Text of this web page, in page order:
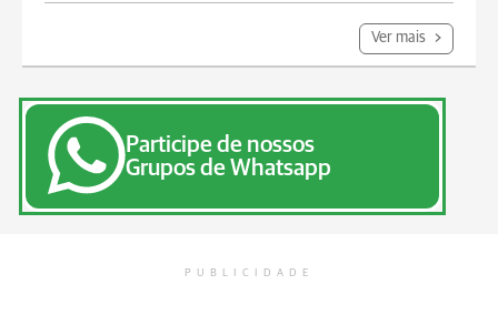
Ver mais
Participe de nossos
Grupos de Whatsapp
PUBLICIDADE